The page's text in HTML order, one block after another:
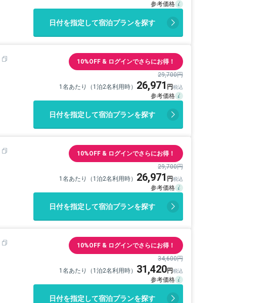
日付を指定して宿泊プランを探す
10%OFF & ログインでさらにお得！
29,700円
1名あたり（1泊2名利用時） 26,971
日付を指定して宿泊プランを探す
10%OFF & ログインでさらにお得！
29,700円
1名あたり（1泊2名利用時） 26,971
日付を指定して宿泊プランを探す
10%OFF & ログインでさらにお得！
34,600円
1名あたり（1泊2名利用時） 31,420
日付を指定して宿泊プランを探す